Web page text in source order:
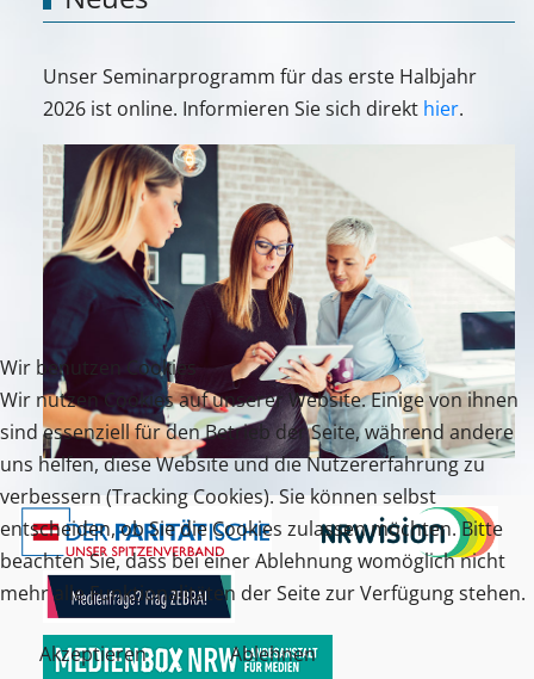
Unser Seminarprogramm für das erste Halbjahr
2026 ist online. Informieren Sie sich direkt hier.
Wir benutzen Cookies
Wir nutzen Cookies auf unserer Website. Einige von ihnen
sind essenziell für den Betrieb der Seite, während andere
uns helfen, diese Website und die Nutzererfahrung zu
verbessern (Tracking Cookies). Sie können selbst
entscheiden, ob Sie die Cookies zulassen möchten. Bitte
beachten Sie, dass bei einer Ablehnung womöglich nicht
mehr alle Funktionalitäten der Seite zur Verfügung stehen.
Akzeptieren
Ablehnen